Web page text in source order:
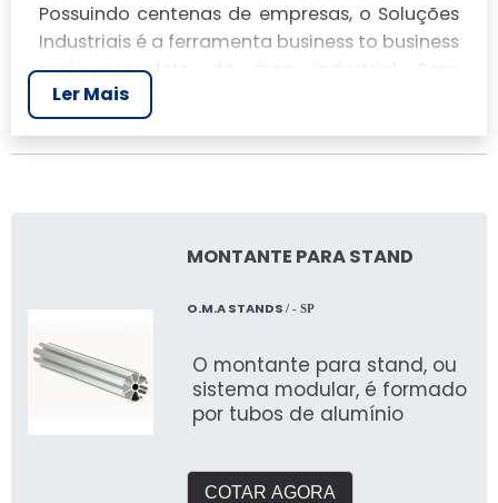
Possuindo centenas de empresas, o Soluções
Industriais é a ferramenta business to business
mais completo da área industrial. Para
realizar um orçamento de Fábrica de tendas e
toldos, clique em um ou mais dos anuciantes
a seguir:
Ler Mais
MONTANTE PARA STAND
O.M.A STANDS / - SP
O montante para stand, ou
sistema modular, é formado
por tubos de alumínio
COTAR AGORA